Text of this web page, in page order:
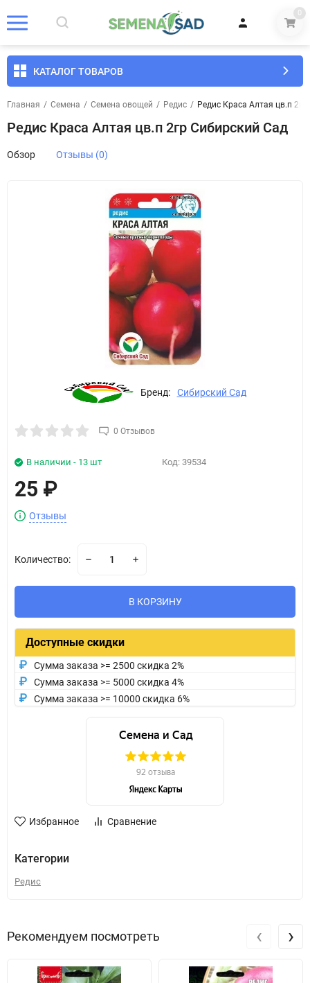
0
КАТАЛОГ ТОВАРОВ
Главная / Семена / Семена овощей / Редис / Редис Краса Алтая цв.п
Редис Краса Алтая цв.п 2гр Сибирский Сад
Обзор Отзывы (0)
Бренд: Сибирский Сад
0 Отзывов
В наличии - 13 шт Код: 39534
25 ₽
Отзывы
Количество:
В КОРЗИНУ
Доступные скидки
Сумма заказа >= 2500 скидка 2%
Сумма заказа >= 5000 скидка 4%
Сумма заказа >= 10000 скидка 6%
Избранное Сравнение
Категории
Редис
Рекомендуем посмотреть ‹ ›